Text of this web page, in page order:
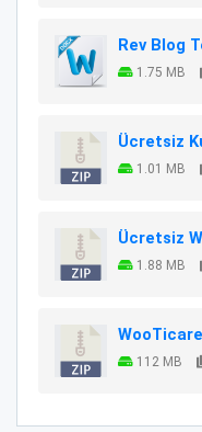
Rev Blog
1.75 MB
Ücretsiz
1.01 MB
Ücretsiz
1.88 MB
112 MB